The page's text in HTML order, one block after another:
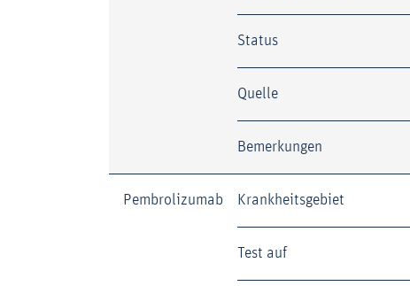
Status
Quelle
Bemerkungen
Pembrolizumab Krankheitsgebiet
Test auf